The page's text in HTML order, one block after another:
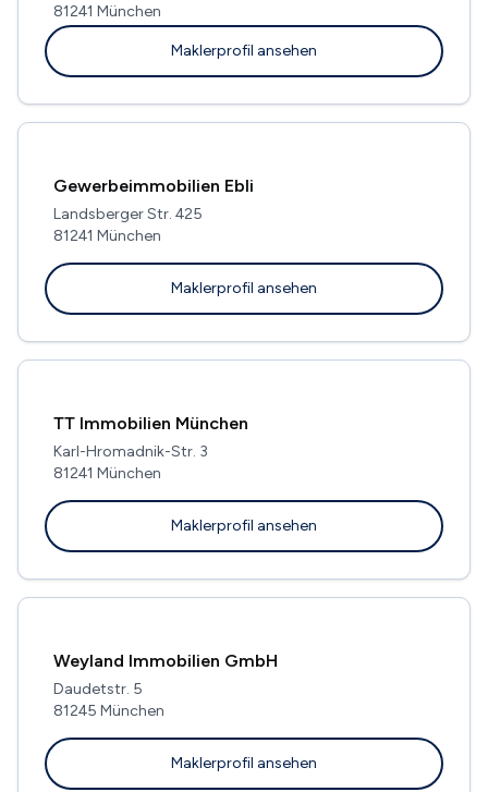
81241 München
Maklerprofil ansehen
Gewerbeimmobilien Ebli
Landsberger Str. 425
81241 München
Maklerprofil ansehen
TT Immobilien München
Karl-Hromadnik-Str. 3
81241 München
Maklerprofil ansehen
Weyland Immobilien GmbH
Daudetstr. 5
81245 München
Maklerprofil ansehen